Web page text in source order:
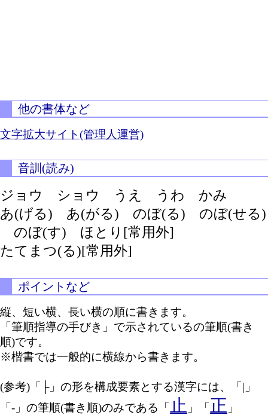
他の書体など
文字拡大サイト(管理人運営)
音訓(読み)
ジョウ ショウ うえ うわ かみ
あ(げる)
あ(がる) のぼ(る)
のぼ(せる)
のぼ(す) ほとり[常用外]
たてまつ(る)[常用外]
ポイントなど
縦、短い横、長い横の順に書きます。
「筆順指導の手びき」で示されているの筆順(書き
順)です。
※楷書では一般的に横線から書きます。
(参考)「├」の形を構成要素とする漢字には、「|」
「-」の筆順(書き順)のみである「
止 」「 正 」